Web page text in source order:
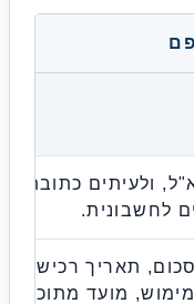
כתובת או
רכישה, קוד
מתוכנן, הקדשה